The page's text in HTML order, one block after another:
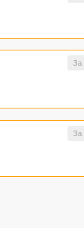
За
За